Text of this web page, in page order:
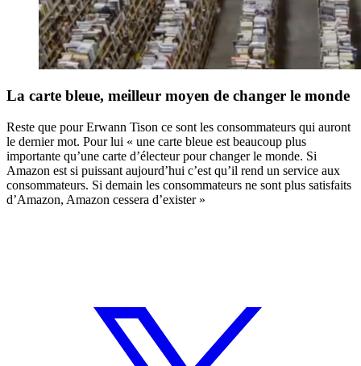
La carte bleue, meilleur moyen de changer le monde
Reste que pour Erwann Tison ce sont les consommateurs qui auront
le dernier mot. Pour lui « une carte bleue est beaucoup plus
importante qu’une carte d’électeur pour changer le monde. Si
Amazon est si puissant aujourd’hui c’est qu’il rend un service aux
consommateurs. Si demain les consommateurs ne sont plus satisfaits
d’Amazon, Amazon cessera d’exister »